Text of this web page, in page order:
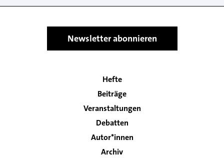
Main
navigation
Hefte
Beiträge
Veranstaltungen
Debatten
Autor*innen
Archiv
Newsletter abonnieren